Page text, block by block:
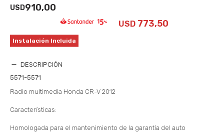
USD910,00
USD 773,50
Instalación Incluida
DESCRIPCIÓN
5571-5571
Radio multimedia Honda CR-V 2012
Características:
Homologada para el mantenimiento de la garantía del auto